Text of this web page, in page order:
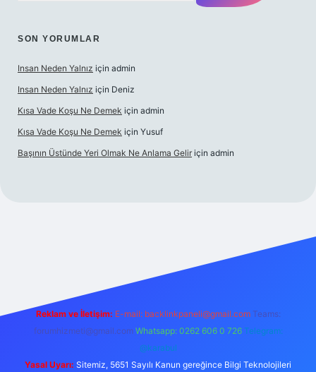
SON YORUMLAR
Insan Neden Yalnız için admin
Insan Neden Yalnız için Deniz
Kısa Vade Koşu Ne Demek için admin
Kısa Vade Koşu Ne Demek için Yusuf
Başının Üstünde Yeri Olmak Ne Anlama Gelir için admin
Reklam ve İletişim: E-mail: backlinkpaneli@gmail.com Teams:
forumhizmeti@gmail.com Whatsapp: 0262 606 0 726 Telegram:
@karabul
Yasal Uyarı: Sitemiz, 5651 Sayılı Kanun gereğince Bilgi Teknolojileri